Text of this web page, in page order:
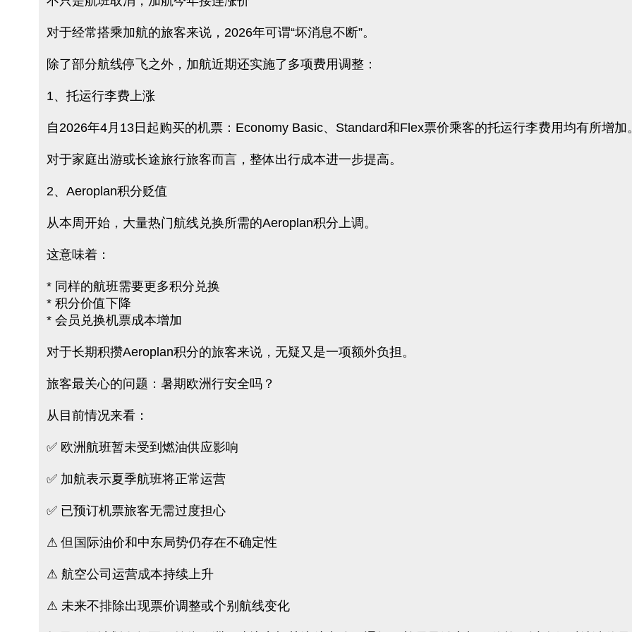
对于经常搭乘加航的旅客来说，2026年可谓“坏消息不断”。
除了部分航线停飞之外，加航近期还实施了多项费用调整：
1、托运行李费上涨
自2026年4月13日起购买的机票：Economy Basic、Standard和Flex票价乘客的托运行李费用均有所增加
对于家庭出游或长途旅行旅客而言，整体出行成本进一步提高。
2、Aeroplan积分贬值
从本周开始，大量热门航线兑换所需的Aeroplan积分上调。
这意味着：
* 同样的航班需要更多积分兑换
* 积分价值下降
* 会员兑换机票成本增加
对于长期积攒Aeroplan积分的旅客来说，无疑又是一项额外负担。
旅客最关心的问题：暑期欧洲行安全吗？
从目前情况来看：
✅ 欧洲航班暂未受到燃油供应影响
✅ 加航表示夏季航班将正常运营
✅ 已预订机票旅客无需过度担心
⚠ 但国际油价和中东局势仍存在不确定性
⚠ 航空公司运营成本持续上升
⚠ 未来不排除出现票价调整或个别航线变化